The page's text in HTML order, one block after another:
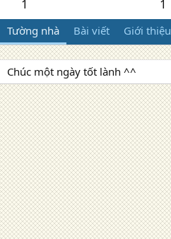
1 1
Tường nhà Bài viết Giới thiệu
Chúc một ngày tốt lành ^^